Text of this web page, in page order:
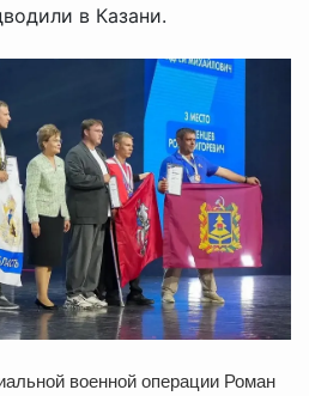
в Казани.
военной операции Роман